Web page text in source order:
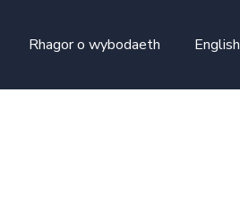
Rhagor o wybodaeth English